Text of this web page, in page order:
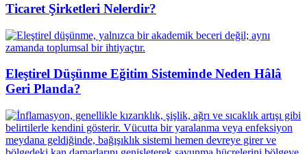
Ticaret Şirketleri Nelerdir?
Eleştirel Düşünme Eğitim Sisteminde Neden Hâlâ
Geri Planda?